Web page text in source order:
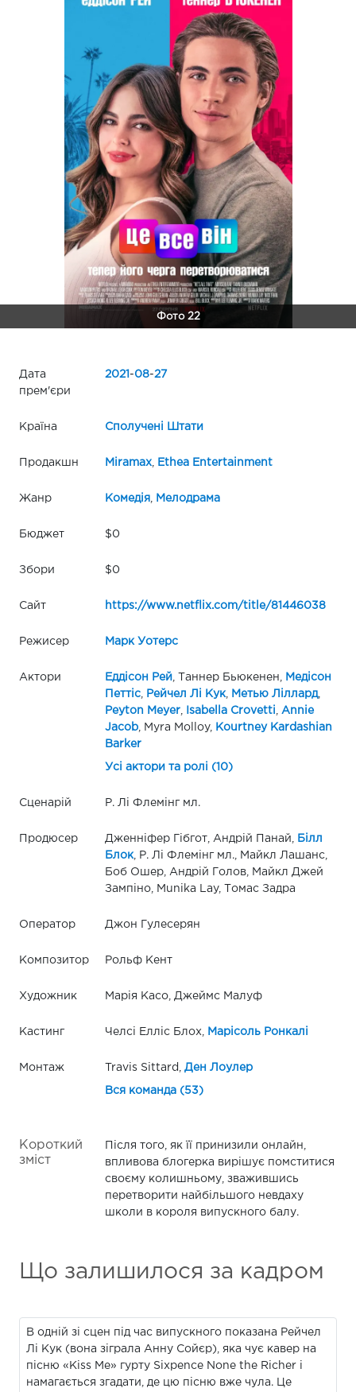
Фото 22
Дата
прем'єри
2021 -08-27
Країна Сполучені Штати
Продакшн Miramax, Ethea Entertainment
Жанр Комедія, Мелодрама
Бюджет $0
Збори $0
Сайт https://www.netflix.com/title/81446038
Режисер Марк Уотерс
Актори Еддісон Рей , Таннер Бьюкенен,
Медісон
Петтіс, Рейчел Лі Кук, Метью Ліллард,
Peyton Meyer, Isabella Crovetti
Annie
Jacob, Myra Molloy,
Kourtney Kardashian
Barker
Усі актори та ролі (10)
Сценарій Р. Лі Флемінг мл.
Продюсер Дженніфер Гібгот, Андрій Панай,
Білл
Блок, Р. Лі Флемінг мл., Майкл Лашанс,
Боб Ошер, Андрій Голов, Майкл Джей
Зампіно, Munika Lay, Томас Задра
Оператор Джон Гулесерян
Композитор Рольф Кент
Художник Марія Касо, Джеймс Малуф
Кастинг Челсі Елліс Блох, Марісоль Ронкалі
Монтаж Travis Sittard, Ден Лоулер
Вся команда (53)
Короткий
зміст
Після того, як її принизили онлайн,
впливова блогерка вирішує помститися
своєму колишньому, зважившись
перетворити найбільшого невдаху
школи в короля випускного балу.
Що залишилося за кадром
В одній зі сцен під час випускного показана Рейчел
Лі Кук (вона зіграла Анну Сойєр), яка чує кавер на
пісню «Kiss Me» гурту Sixpence None the Richer і
намагається згадати, де цю пісню вже чула. Це